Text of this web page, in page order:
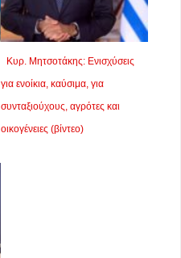
Κυρ. Μητσοτάκης: Ενισχύσεις
για ενοίκια, καύσιμα, για
συνταξιούχους, αγρότες και
οικογένειες (βίντεο)